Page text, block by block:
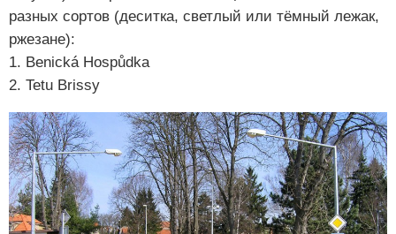
разных сортов (деситка, светлый или тёмный лежак,
ржезане):
1. Benická Hospůdka
2. Tetu Brissy